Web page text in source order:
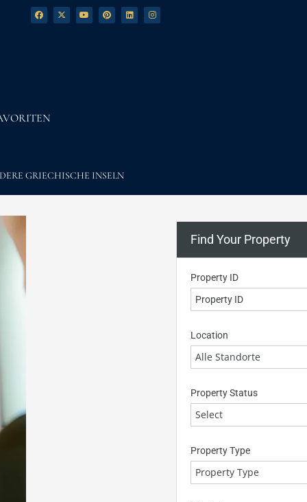
GRIECHISCHE INSELN
Find Your Property
Property ID
Location
Alle Standorte
Property Status
Select
Property Type
Property Type